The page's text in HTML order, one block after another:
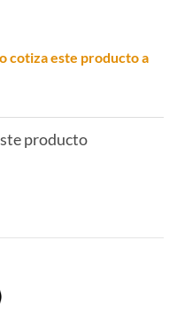
cotiza este producto a
producto